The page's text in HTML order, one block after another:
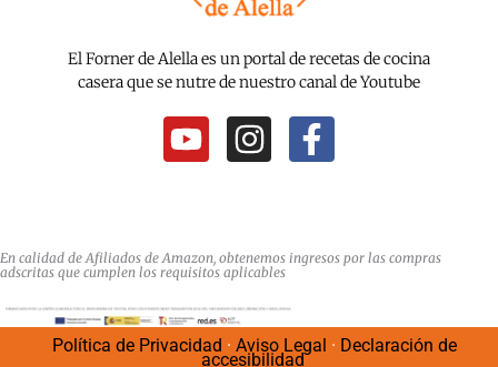
El Forner de Alella es un portal de recetas de cocina
casera que se nutre de nuestro canal de Youtube
Y
o
u
e
I
n
a
r
a
F
a
b
o
k
En calidad de Afiliados de Amazon, obtenemos ingresos por las compras
adscritas que cumplen los requisitos aplicables
Política de Privacidad · Aviso Legal · Declaración de
accesibilidad